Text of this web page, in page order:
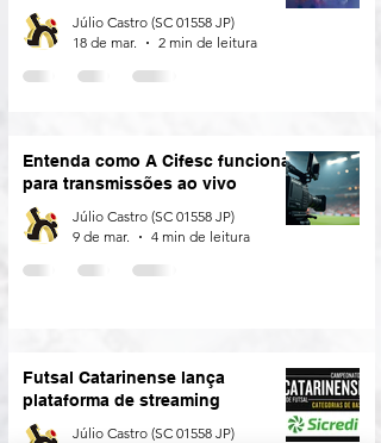
Júlio Castro (SC 01558 JP)
18 de mar.
2 min de leitura
Entenda como A Cifesc funciona
para transmissões ao vivo
Júlio Castro (SC 01558 JP)
9 de mar.
4 min de leitura
Futsal Catarinense lança
plataforma de streaming
Júlio Castro (SC 01558 JP)